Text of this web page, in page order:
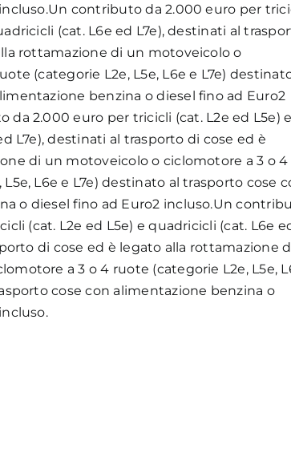
contributo da 2.000 euro per
(cat. L6e ed L7e), destinati al
rottamazione di un motoveicolo o
(categorie L2e, L5e, L6e e L7e)
benzina o diesel fino ad Euro2
da 2.000 euro per tricicli (cat. L2e ed L5e) e
L7e), destinati al trasporto di cose ed è
di un motoveicolo o ciclomotore a 3 o 4
L6e e L7e) destinato al trasporto cose
o diesel fino ad Euro2 incluso.Un
(cat. L2e ed L5e) e quadricicli (cat. L6e
di cose ed è legato alla rottamazione
a 3 o 4 ruote (categorie L2e, L5e,
cose con alimentazione benzina o